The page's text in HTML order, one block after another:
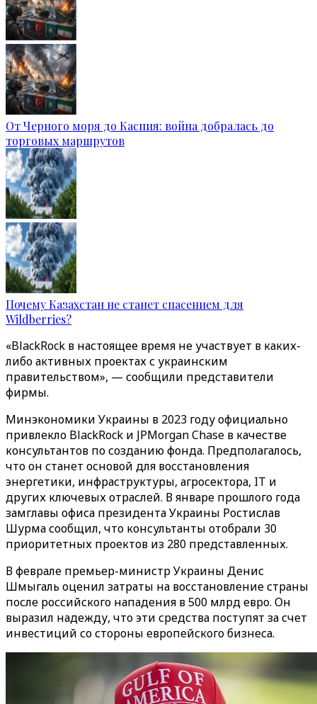
От Черного моря до Каспия: война добралась до
торговых маршрутов
Почему Казахстан не станет спасением для
Wildberries?
«BlackRock в настоящее время не участвует в каких-
либо активных проектах с украинским
правительством», — сообщили представители
фирмы.
Минэкономики Украины в 2023 году официально
привлекло BlackRock и JPMorgan Chase в качестве
консультантов по созданию фонда. Предполагалось,
что он станет основой для восстановления
энергетики, инфраструктуры, агросектора, IT и
других ключевых отраслей. В январе прошлого года
замглавы офиса президента Украины Ростислав
Шурма сообщил, что консультанты отобрали 30
приоритетных проектов из 280 представленных.
В феврале премьер-министр Украины Денис
Шмыгаль оценил затраты на восстановление страны
после российского нападения в 500 млрд евро. Он
выразил надежду, что эти средства поступят за счет
инвестиций со стороны европейского бизнеса.